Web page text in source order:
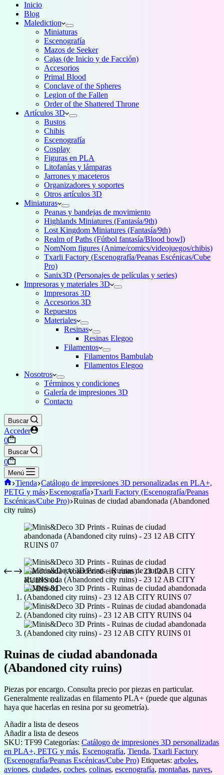
Inicio
Blog
Malediction
Miniaturas
Escenografía
Mazos de Seeker
Cajas (de Inicio y de Facción)
Accesorios
Primal Blood
Conclave of the Spheres
Legion of the Fallen
Order of the Shattered Throne
Artículos 3D
Bustos
Chibis
Escenografía
Cosplay
Figuras en PLA
Litofanías y lámparas
Jarrones y maceteros
Organizadores y soportes
Otros artículos 3D
Miniaturas
Peanas y bandejas de movimiento
Highlands Miniatures (Fantasía/9th)
Lost Kingdom Miniatures (Fantasía/9th)
Realm of Paths (Fútbol fantasía/Blood bowl)
NomNom figures (Anime/comics/videojuegos/chibis)
Txarli Factory (Escenografía/Peanas Escénicas/Cube
Pro)
Sanix3D (Personajes de películas y series)
Impresoras y materiales 3D
Impresoras 3D
Accesorios 3D
Repuestos
Materiales
Resinas
Resinas Elegoo
Filamentos
Filamentos Bambulab
Filamentos Elegoo
Nosotros
Términos y condiciones
Galería de impresiones 3D
Contacto
Buscar
Acceder
Carro
de
compra
0
Buscar
Carro
de
compra
0
Menú
Inicio
Tienda Catálogo de impresiones 3D personalizadas en PLA+,
PETG y más Escenografía Txarli Factory (Escenografía/Peanas
Escénicas/Cube Pro) Ruinas de ciudad abandonada (Abandoned
city ruins)
Ruinas de ciudad abandonada
(Abandoned city ruins)
Piezas por encargo. Consulta precio por piezas en particular.
Generalmente realizadas en filamento PLA+ (puede que algunas
haya que hacerlas en resina por su geometría).
Añadir a lista de deseos
Añadir a lista de deseos
SKU: TF99 Categorías: Catálogo de impresiones 3D personalizadas
en PLA+, PETG y más, Escenografía, Tienda, Txarli Factory
(Escenografía/Peanas Escénicas/Cube Pro) Etiquetas: arboles,
aviones, ciudades, coches, colinas, escenografía, montañas, naves,